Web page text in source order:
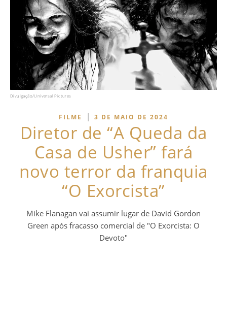
Divulgação/Universal Pictures
FILME | 3 DE MAIO DE 2024
Diretor de “A Queda da
Casa de Usher” fará
novo terror da franquia
“O Exorcista”
Mike Flanagan vai assumir lugar de David Gordon
Green após fracasso comercial de "O Exorcista: O
Devoto"